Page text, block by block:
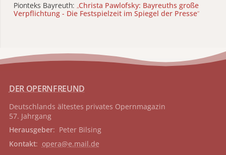
Pionteks Bayreuth: „Christa Pawlofsky: Bayreuths große
Verpflichtung - Die Festspielzeit im Spiegel der Presse“
DER OPERNFREUND
Deutschlands ältestes privates Opernmagazin
57. Jahrgang
Herausgeber: Peter Bilsing
Kontakt: opera@e.mail.de